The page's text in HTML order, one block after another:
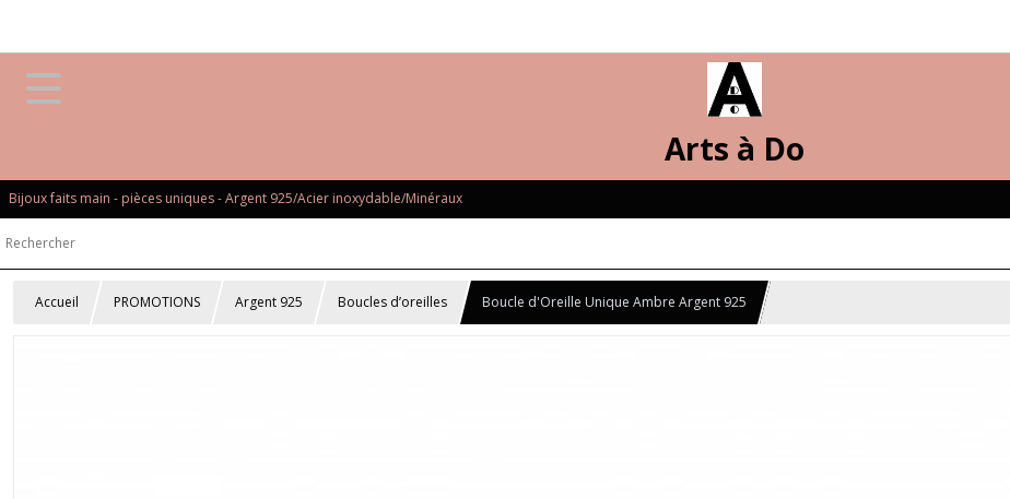
Arts à Do
Bijoux faits main - pièces uniques - Argent 925/Acier inoxydable/Minéraux
Accueil PROMOTIONS Argent 925 Boucles d’oreilles Boucle d'Oreille Unique Ambre Argent 925